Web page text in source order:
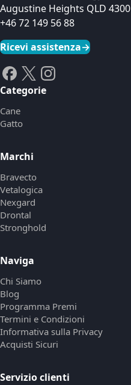
Augustine Heights QLD 4300
+46 72 149 56 88
Ricevi assistenza→
Categorie
Cane
Gatto
Marchi
Bravecto
Vetalogica
Nexgard
Drontal
Stronghold
Naviga
Chi Siamo
Blog
Programma Premi
Termini e Condizioni
Informativa sulla Privacy
Acquisti Sicuri
Servizio clienti